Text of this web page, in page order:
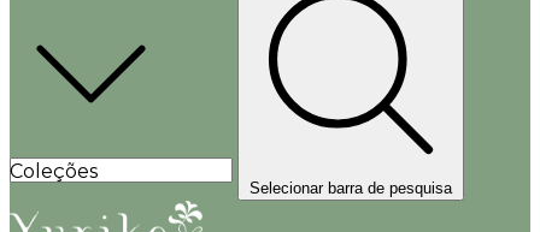
Coleções
Selecionar barra de pesquisa